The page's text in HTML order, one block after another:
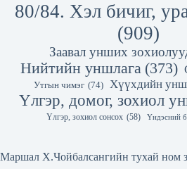
80/84. Хэл бичиг,
(909)
Заавал унших
Нийтийн уншлага (373)
Утгын чимэг (74) Хүүхдийн
Үлгэр, домог, зохиол
Үлгэр, зохиол сонсох (58) Үндэсний
Маршал Х.Чойбалсангийн тухай ном